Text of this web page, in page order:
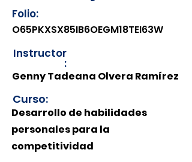
Folio:
O65PKXSX85IB6OEGM18TEI63W
Instructor
:
Genny Tadeana Olvera Ramírez
Curso:
Desarrollo de habilidades
personales para la
competitividad